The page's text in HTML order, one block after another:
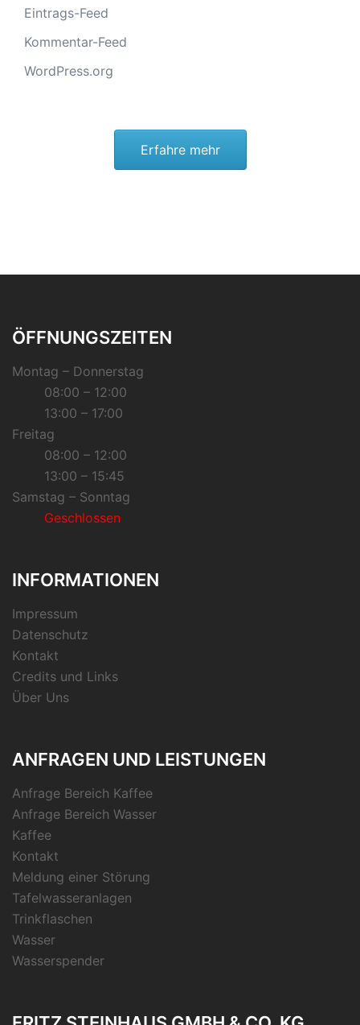
Eintrags-Feed
Kommentar-Feed
WordPress.org
Erfahre mehr
ÖFFNUNGSZEITEN
Montag – Donnerstag
08:00 – 12:00
13:00 – 17:00
Freitag
08:00 – 12:00
13:00 – 15:45
Samstag – Sonntag
Geschlossen
INFORMATIONEN
Impressum
Datenschutz
Kontakt
Credits und Links
Über Uns
ANFRAGEN UND LEISTUNGEN
Anfrage Bereich Kaffee
Anfrage Bereich Wasser
Kaffee
Kontakt
Meldung einer Störung
Tafelwasseranlagen
Trinkflaschen
Wasser
Wasserspender